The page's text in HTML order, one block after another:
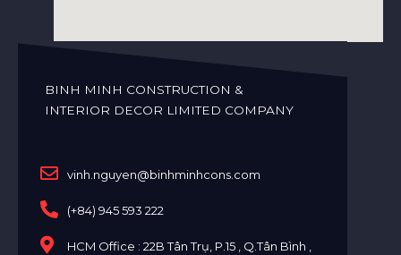
BINH MINH CONSTRUCTION &
INTERIOR DECOR LIMITED COMPANY
vinh.nguyen@binhminhcons.com
(+84) 945 593 222
HCM Office : 22B Tân Trụ, P.15 , Q.Tân Bình ,